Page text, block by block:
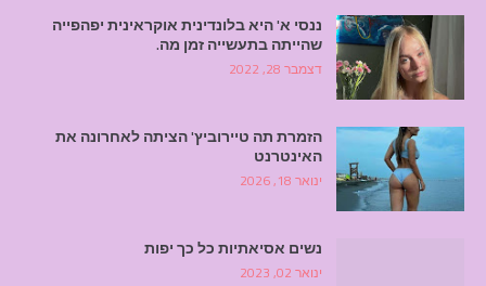
ננסי א' היא בלונדינית אוקראינית יפהפייה
שהייתה בתעשייה זמן מה.
דצמבר 28, 2022
הזמרת תה טיירוביץ' הציתה לאחרונה את
האינטרנט
ינואר 18, 2026
נשים אסיאתיות כל כך יפות
ינואר 02, 2023